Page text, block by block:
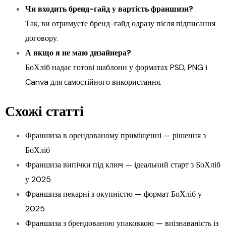
Чи входить бренд-гайд у вартість франшизи?
Так, ви отримуєте бренд-гайд одразу після підписання
договору.
А якщо я не маю дизайнера?
БоХліб надає готові шаблони у форматах PSD, PNG і
Canva для самостійного використання.
Схожі статті
Франшиза в орендованому приміщенні — рішення з
БоХліб
Франшиза випічки під ключ — ідеальний старт з БоХліб
у 2025
Франшиза пекарні з окупністю — формат БоХліб у
2025
Франшиза з брендованою упаковкою — впізнаваність із